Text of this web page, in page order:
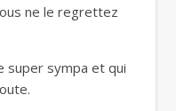
ne le regrettez
super sympa et qui